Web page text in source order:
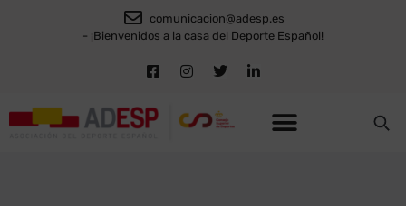
comunicacion@adesp.es
- ¡Bienvenidos a la casa del Deporte Español!